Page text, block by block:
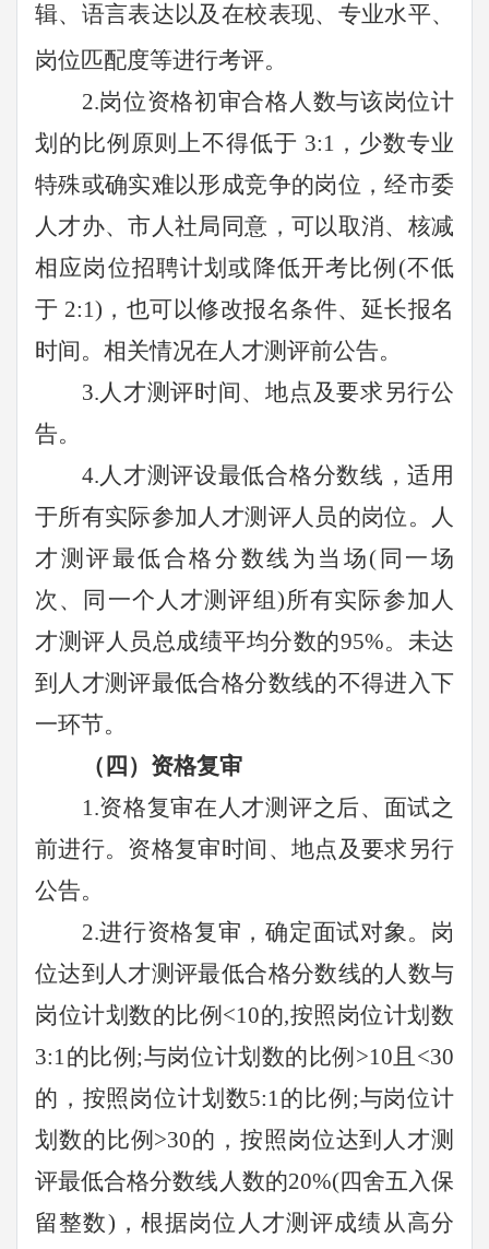
辑、语言表达以及在校表现、专业水平、
岗位匹配度等进行考评。
2.岗位资格初审合格人数与该岗位计
划的比例原则上不得低于 3:1，少数专业
特殊或确实难以形成竞争的岗位，经市委
人才办、市人社局同意，可以取消、核减
相应岗位招聘计划或降低开考比例(不低
于 2:1)，也可以修改报名条件、延长报名
时间。相关情况在人才测评前公告。
3.人才测评时间、地点及要求另行公
告。
4.人才测评设最低合格分数线，适用
于所有实际参加人才测评人员的岗位。人
才测评最低合格分数线为当场(同一场
次、同一个人才测评组)所有实际参加人
才测评人员总成绩平均分数的95%。未达
到人才测评最低合格分数线的不得进入下
一环节。
（四）资格复审
1.资格复审在 人才测评之后、面试之
前进行。资格复审时间、地点及要求另行
公告。
2.进行资格复审，确定面试对象。岗
位达到人才测评最低合格分数线的人数与
岗位计划数的比例<10的,按照岗位计划数
3:1的比例;与岗位计划数的比例>10且<30
的，按照岗位计划数5:1的比例;与岗位计
划数的比例>30的，按照岗位达到人才测
评最低合格分数线人数的20%(四舍五入保
留整数)，根据岗位人才测评成绩从高分